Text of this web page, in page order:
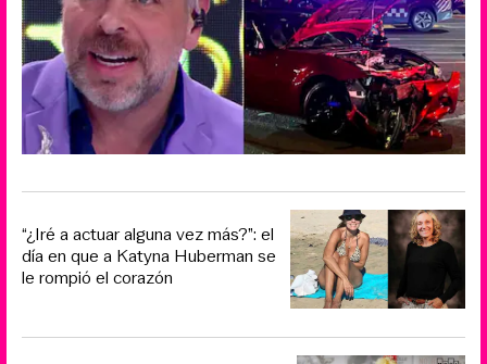
“¿Iré a actuar alguna vez más?”: el
día en que a Katyna Huberman se
le rompió el corazón